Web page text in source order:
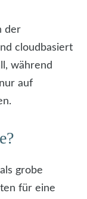
der
cloudbasiert
während
auf
grobe
für eine